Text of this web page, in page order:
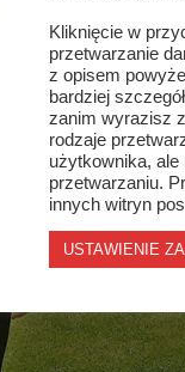
Kliknięcie w
przetwarzanie
z opisem
bardziej
zanim wyrazisz
rodzaje
użytkownika,
przetwarzaniu.
innych witryn
USTAWIENIE